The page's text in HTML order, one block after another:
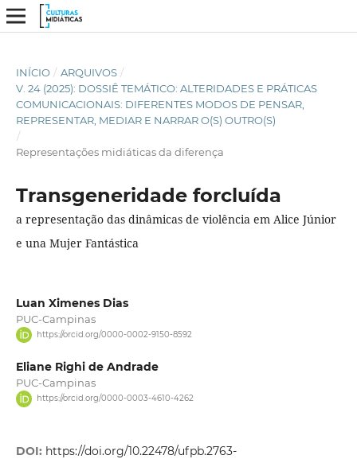
INÍCIO / ARQUIVOS /
V. 24 (2025): DOSSIÊ TEMÁTICO: ALTERIDADES E PRÁTICAS
COMUNICACIONAIS: DIFERENTES MODOS DE PENSAR,
REPRESENTAR, MEDIAR E NARRAR O(S) OUTRO(S)
/
Representações midiáticas da diferença
Transgeneridade forcluída
a representação das dinâmicas de violência em Alice Júnior
e una Mujer Fantástica
Luan Ximenes Dias
PUC-Campinas
https://orcid.org/0000-0002-9150-8592
Eliane Righi de Andrade
PUC-Campinas
https://orcid.org/0000-0003-4610-4262
DOI: https://doi.org/10.22478/ufpb.2763-